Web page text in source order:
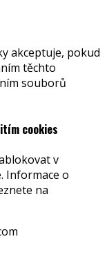
akceptuje, pokud
těchto
souborů
cookies
v
Informace o
na